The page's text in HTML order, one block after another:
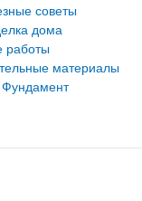
советы
дома
работы
материалы
Фундамент